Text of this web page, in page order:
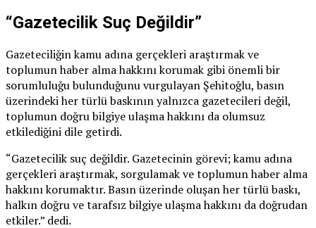
“Gazetecilik Suç Değildir”
Gazeteciliğin kamu adına gerçekleri araştırmak ve
toplumun haber alma hakkını korumak gibi önemli bir
sorumluluğu bulunduğunu vurgulayan Şehitoğlu, basın
üzerindeki her türlü baskının yalnızca gazetecileri değil,
toplumun doğru bilgiye ulaşma hakkını da olumsuz
etkilediğini dile getirdi.
“Gazetecilik suç değildir. Gazetecinin görevi; kamu adına
gerçekleri araştırmak, sorgulamak ve toplumun haber alma
hakkını korumaktır. Basın üzerinde oluşan her türlü baskı,
halkın doğru ve tarafsız bilgiye ulaşma hakkını da doğrudan
etkiler.” dedi.